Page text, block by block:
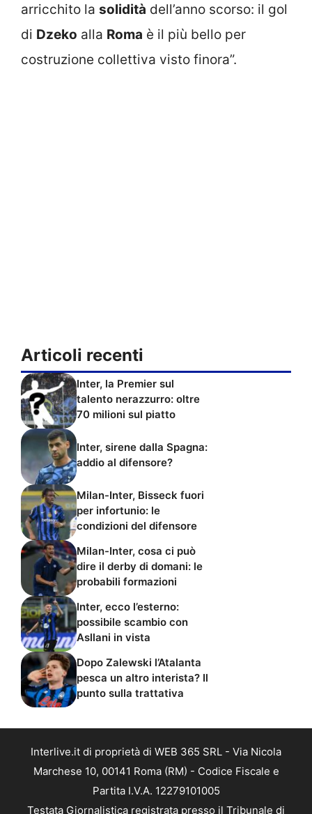
arricchito la solidità dell’anno scorso: il gol
di Dzeko alla Roma è il più bello per
costruzione collettiva visto finora”.
Articoli recenti
Inter, la Premier sul
talento nerazzurro: oltre
70 milioni sul piatto
Inter, sirene dalla Spagna:
addio al difensore?
Milan-Inter, Bisseck fuori
per infortunio: le
condizioni del difensore
Milan-Inter, cosa ci può
dire il derby di domani: le
probabili formazioni
Inter, ecco l’esterno:
possibile scambio con
Asllani in vista
Dopo Zalewski l’Atalanta
pesca un altro interista? Il
punto sulla trattativa
Interlive.it di proprietà di WEB 365 SRL - Via Nicola
Marchese 10, 00141 Roma (RM) - Codice Fiscale e
Partita I.V.A. 12279101005
Testata Giornalistica registrata presso il Tribunale di